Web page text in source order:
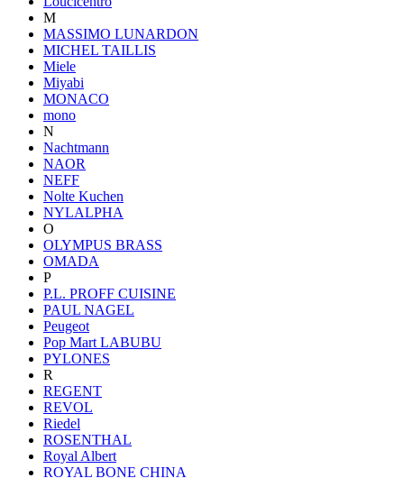
M
MASSIMO LUNARDON
MICHEL TAILLIS
Miele
Miyabi
MONACO
mono
N
Nachtmann
NAOR
NEFF
Nolte Kuchen
NYLALPHA
O
OLYMPUS BRASS
OMADA
P
P.L. PROFF CUISINE
PAUL NAGEL
Peugeot
Pop Mart LABUBU
PYLONES
R
REGENT
REVOL
Riedel
ROSENTHAL
Royal Albert
ROYAL BONE CHINA